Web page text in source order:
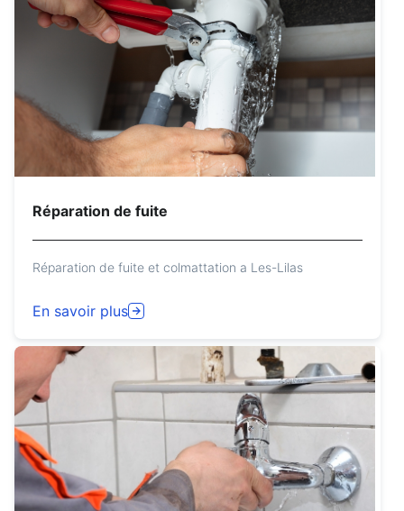
Réparation de fuite
Réparation de fuite et colmattation a Les-Lilas
En savoir plus